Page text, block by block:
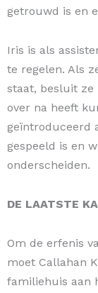
getrouwd is en
Iris is als
te regelen. Als
staat, besluit ze
over na heeft
geïntroduceerd
gespeeld is en
onderscheiden.
DE LAATSTE
Om de erfenis
moet Callahan
familiehuis aan